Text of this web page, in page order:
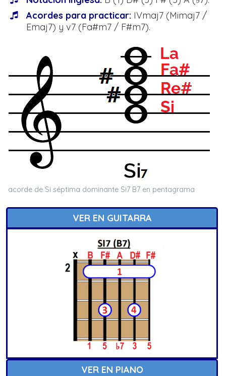
Acordes para practicar: IVmaj7 (Mimaj7 /
Emaj7) y v7 (Fa#m7 / F#m7).
acorde de Si séptima dominante Si7 B7 en pentagrama
VER EN GUITARRA
VER EN PIANO